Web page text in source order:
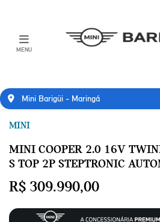
MENU
Mini Barigüi - Maringá
MINI
MINI COOPER 2.0 16V
S TOP 2P STEPTRONIC
R$ 309.990,00